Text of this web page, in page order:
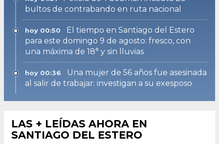
bultos de contrabando en ruta nacional
hoy 00:50
El tiempo en Santiago del Estero
para este domingo 9 de agosto: fresco, con
una máxima de 18° y sin lluvias
hoy 00:36
Una mujer de 56 años fue asesinada
al salir de trabajar: investigan a su exesposo
LAS + LEÍDAS AHORA EN
SANTIAGO DEL ESTERO